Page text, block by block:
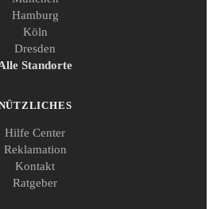
Hamburg
Köln
Dresden
Standorte
Hilfe Center
Reklamation
Kontakt
Ratgeber